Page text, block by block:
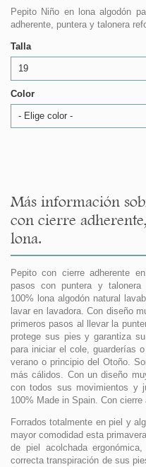
Pepito Niño en lona algodón
adherente, puntera y talonera
Talla
19
Color
- Elige color -
Más información
con cierre
lona.
Pepito con cierre adherente
pasos con puntera y talonera
100% lona algodón natural
lavar en lavadora. Con diseño
primeros pasos al llevar la
protege sus pies y garantiza
para iniciar el cole, guarderías
verano o principio del Otoño.
más cálidos. Con un diseño
con todos sus movimientos y
100% Made in Spain. Con
Forrados totalmente en piel y
mayor comodidad esta
de piel acolchada
correcta transpiración de sus